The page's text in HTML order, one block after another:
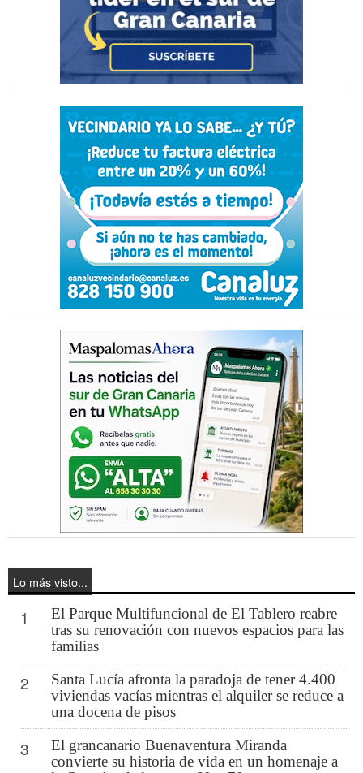
Lo más visto...
1
El Parque Multifuncional de El Tablero reabre
tras su renovación con nuevos espacios para las
familias
2
Santa Lucía afronta la paradoja de tener 4.400
viviendas vacías mientras el alquiler se reduce a
una docena de pisos
3
El grancanario Buenaventura Miranda
convierte su historia de vida en un homenaje a